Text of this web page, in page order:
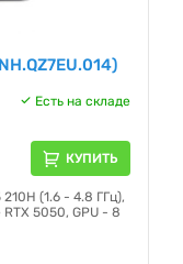
Есть на складе
КУПИТЬ
(1.6 - 4.8 ГГц),
RTX 5050, GPU - 8